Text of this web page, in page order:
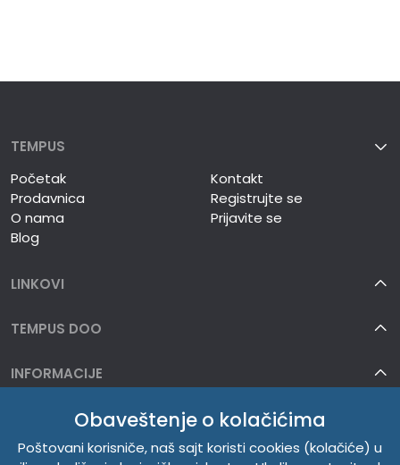
TEMPUS
Početak
Prodavnica
O nama
Blog
Kontakt
Registrujte se
Prijavite se
LINKOVI
TEMPUS DOO
INFORMACIJE
Obaveštenje o kolačićima
Poštovani korisniče, naš sajt koristi cookies (kolačiće) u